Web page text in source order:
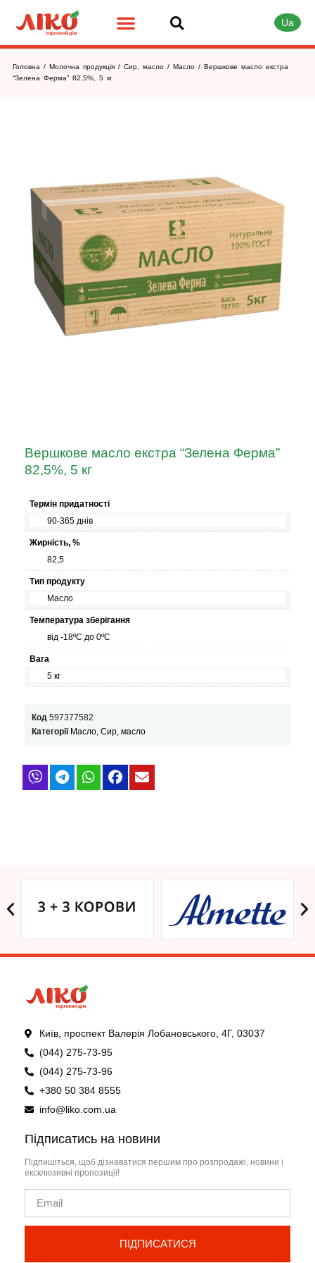
Ua
Головна / Молочна продукція / Сир, масло / Масло / Вершкове масло екстра
“Зелена Ферма” 82,5%, 5 кг
Вершкове масло екстра “Зелена Ферма”
82,5%, 5 кг
Термін придатності
90-365 днів
Жирність, %
82,5
Тип продукту
Масло
Температура зберігання
від -18ºС до 0ºС
Вага
5 кг
Код 597377582
Категорії Масло, Сир, масло
Київ, проспект Валерія Лобановського, 4Г, 03037
(044) 275-73-95
(044) 275-73-96
+380 50 384 8555
info@liko.com.ua
Підписатись на новини
Підпишіться, щоб дізнаватися першим про розпродажі, новини і
ексклюзивні пропозиції!
ПІДПИСАТИСЯ